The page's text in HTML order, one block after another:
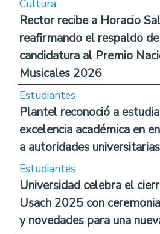
Cultura
Rector recibe a Horacio
reafirmando el respaldo
candidatura al Premio
Musicales 2026
Estudiantes
Plantel reconoció a
excelencia académica en
a autoridades universitarias
Estudiantes
Universidad celebra el
Usach 2025 con
y novedades para una